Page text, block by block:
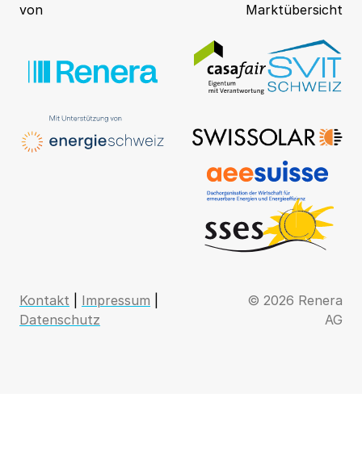
von
Marktübersicht
Kontakt Impressum
Datenschutz
© 2026 Renera
AG